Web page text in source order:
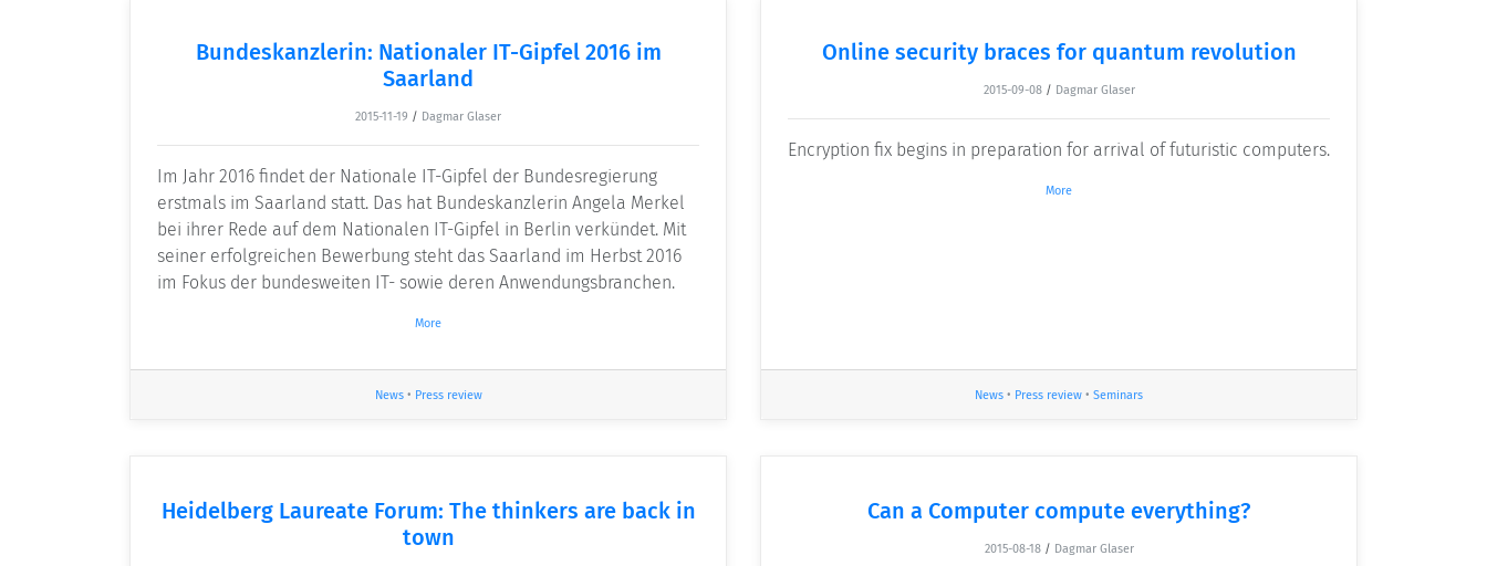
Bundeskanzlerin: Nationaler IT-Gipfel 2016 im
Saarland
2015-11-19 / Dagmar Glaser
Im Jahr 2016 findet der Nationale IT-Gipfel der Bundesregierung
erstmals im Saarland statt. Das hat Bundeskanzlerin Angela Merkel
bei ihrer Rede auf dem Nationalen IT-Gipfel in Berlin verkündet. Mit
seiner erfolgreichen Bewerbung steht das Saarland im Herbst 2016
im Fokus der bundesweiten IT- sowie deren Anwendungsbranchen.
More
News• Press review
Online security braces for quantum revolution
2015-09-08 / Dagmar Glaser
Encryption fix begins in preparation for arrival of futuristic computers.
More
News • Press review • Seminars
Heidelberg Laureate Forum: The thinkers are back in
town
Can a Computer compute everything?
2015-08-18 / Dagmar Glaser